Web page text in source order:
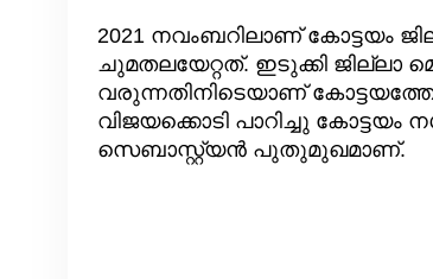
2021 നവംബറിലാണ് കോട്ടയം
ചുമതലയേറ്റത്. ഇടുക്കി
വരുന്നതിനിടെയാണ്
വിജയക്കൊടി പാറിച്ചു കോട്ടയം
സെബാസ്റ്റ്യൻ പുതുമുഖമാണ്.